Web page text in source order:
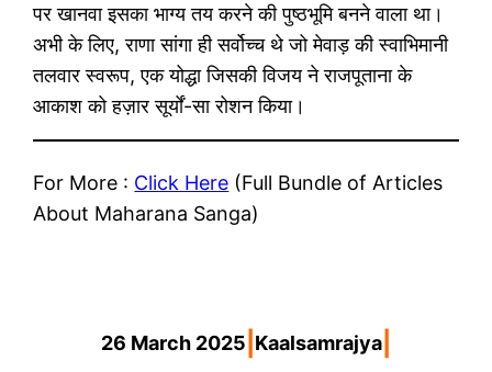
पर खानवा इसका भाग्य तय करने की पुष्ठभूमि बनने वाला था।
अभी के लिए, राणा सांगा ही सर्वोच्च थे जो मेवाड़ की स्वाभिमानी
तलवार स्वरूप, एक योद्धा जिसकी विजय ने राजपूताना के
आकाश को हज़ार सूर्यों-सा रोशन किया।
For More : Click Here (Full Bundle of Articles
About Maharana Sanga)
26 March 2025 Kaalsamrajya